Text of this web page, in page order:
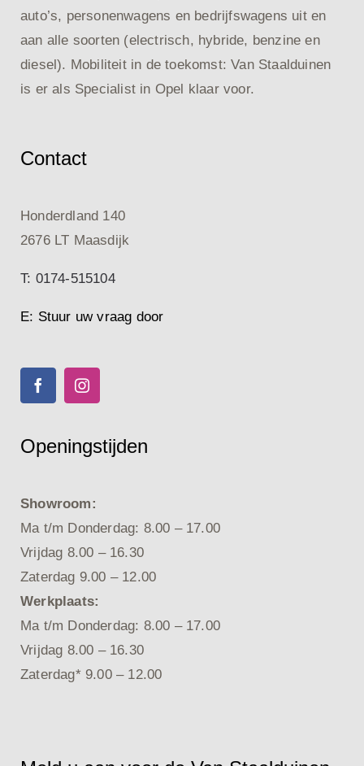
auto’s, personenwagens en bedrijfswagens uit en
aan alle soorten (electrisch, hybride, benzine en
diesel). Mobiliteit in de toekomst: Van Staalduinen
is er als Specialist in Opel klaar voor.
Contact
Honderdland 140
2676 LT Maasdijk
T: 0174-515104
E: Stuur uw vraag door
Openingstijden
Showroom:
Ma t/m Donderdag: 8.00 – 17.00
Vrijdag 8.00 – 16.30
Zaterdag 9.00 – 12.00
Werkplaats:
Ma t/m Donderdag: 8.00 – 17.00
Vrijdag 8.00 – 16.30
Zaterdag* 9.00 – 12.00